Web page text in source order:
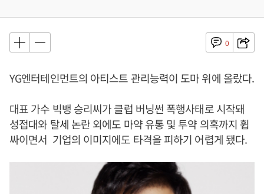
0
YG엔터테인먼트의 아티스트 관리능력이 도마 위에 올랐다.
대표 가수 빅뱅 승리씨가 클럽 버닝썬 폭행사태로 시작돼
성접대와 탈세 논란 외에도 마약 유통 및 투약 의혹까지 휩
싸이면서 기업의 이미지에도 타격을 피하기 어렵게 됐다.